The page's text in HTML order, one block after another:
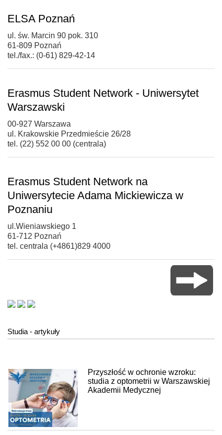
ELSA Poznań
ul. św. Marcin 90 pok. 310
61-809 Poznań
tel./fax.: (0-61) 829-42-14
Erasmus Student Network - Uniwersytet
Warszawski
00-927 Warszawa
ul. Krakowskie Przedmieście 26/28
tel. (22) 552 00 00 (centrala)
Erasmus Student Network na
Uniwersytecie Adama Mickiewicza w
Poznaniu
ul.Wieniawskiego 1
61-712 Poznań
tel. centrala (+4861)829 4000
Studia - artykuły
Przyszłość w ochronie wzroku:
studia z optometrii w Warszawskiej
Akademii Medycznej